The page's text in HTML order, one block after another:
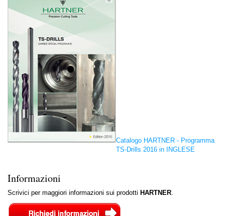
Catalogo HARTNER - Programma
TS-Drills 2016 in INGLESE
Informazioni
Scrivici per maggiori informazioni sui prodotti HARTNER